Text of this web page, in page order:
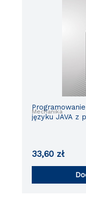
Mechanika
języku JAVA z
33,60 zł